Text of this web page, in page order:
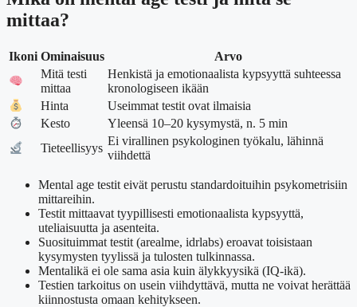
mittaa?
Ikoni Ominaisuus
Arvo
Mitä testi
mittaa
Henkistä ja emotionaalista kypsyyttä suhteessa
kronologiseen ikään
Hinta
Useimmat testit ovat ilmaisia
Kesto
Yleensä 10–20 kysymystä, n. 5 min
Tieteellisyys
Ei virallinen psykologinen työkalu, lähinnä
viihdettä
Mental age testit eivät perustu standardoituihin psykometrisiin
mittareihin.
Testit mittaavat tyypillisesti emotionaalista kypsyyttä,
uteliaisuutta ja asenteita.
Suosituimmat testit (arealme, idrlabs) eroavat toisistaan
kysymysten tyylissä ja tulosten tulkinnassa.
Mentalikä ei ole sama asia kuin älykkyysikä (IQ-ikä).
Testien tarkoitus on usein viihdyttävä, mutta ne voivat herättää
kiinnostusta omaan kehitykseen.